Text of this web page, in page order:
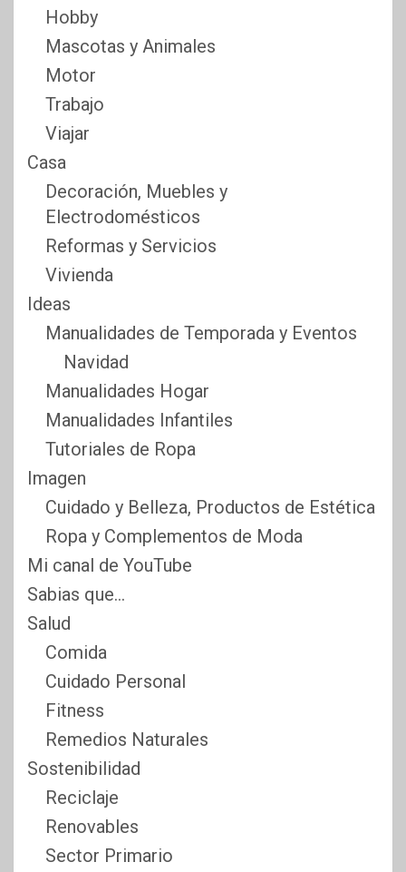
Hobby
Mascotas y Animales
Motor
Trabajo
Viajar
Casa
Decoración, Muebles y
Electrodomésticos
Reformas y Servicios
Vivienda
Ideas
Manualidades de Temporada y Eventos
Navidad
Manualidades Hogar
Manualidades Infantiles
Tutoriales de Ropa
Imagen
Cuidado y Belleza, Productos de Estética
Ropa y Complementos de Moda
Mi canal de YouTube
Sabias que…
Salud
Comida
Cuidado Personal
Fitness
Remedios Naturales
Sostenibilidad
Reciclaje
Renovables
Sector Primario